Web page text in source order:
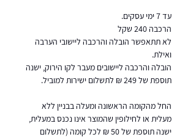
עד 7 ימי עסקים.
הרכבה 240 שקל
לא תתאפשר הובלה והרכבה ליישובי הערבה
ואילת.
הובלה והרכבה ליישובים מעבר לקו הירוק, ישנה
תוספת של 249 ₪ לתשלום ישירות למוביל.
החל מהקומה הראשונה ומעלה בבניין ללא
מעלית או לחילופין שהמוצר אינו נכנס במעלית,
ישנה תוספת של 50 ₪ לכל קומה (לתשלום